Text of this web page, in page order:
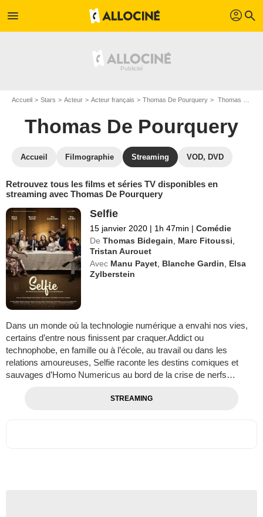
menu profil search
Accueil Stars Acteur Acteur français Thomas De Pourquery Thomas De Pourquery : Films et séries online
Thomas De Pourquery
Accueil Filmographie Streaming VOD, DVD
Retrouvez tous les films et séries TV disponibles en
streaming avec Thomas De Pourquery
Selfie
15 janvier 2020 | 1h 47min | Comédie
De Thomas Bidegain Marc Fitoussi
Tristan Aurouet
Avec Manu Payet Blanche Gardin
Elsa
Zylberstein
Dans un monde où la technologie numérique a envahi nos vies,
certains d’entre nous finissent par craquer.Addict ou
technophobe, en famille ou à l’école, au travail ou dans les
relations amoureuses, Selfie raconte les destins comiques et
sauvages d’Homo Numericus au bord de la crise de nerfs…
STREAMING